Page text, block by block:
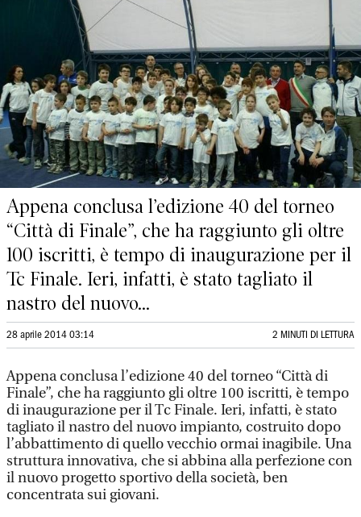
Appena conclusa l’edizione 40 del torneo
“Città di Finale”, che ha raggiunto gli oltre
100 iscritti, è tempo di inaugurazione per il
Tc Finale. Ieri, infatti, è stato tagliato il
nastro del nuovo...
28 aprile 2014 03:14 2 MINUTI DI LETTURA
Appena conclusa l’edizione 40 del torneo “Città di
Finale”, che ha raggiunto gli oltre 100 iscritti, è tempo
di inaugurazione per il Tc Finale. Ieri, infatti, è stato
tagliato il nastro del nuovo impianto, costruito dopo
l’abbattimento di quello vecchio ormai inagibile. Una
struttura innovativa, che si abbina alla perfezione con
il nuovo progetto sportivo della società, ben
concentrata sui giovani.